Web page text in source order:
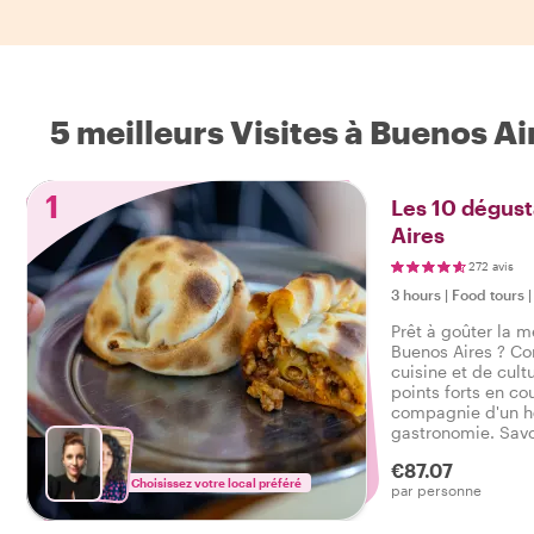
5 meilleurs Visites à Buenos
1
Choisissez votre local préféré
Les 10
Aires
272 avis
3 hours | Food tours |
Prêt à goûter la
Buenos Aires ?
cuisine et de
points forts en
compagnie d'un
gastronomie.
salé, ainsi que
savoureux tour
€87.07
par personne